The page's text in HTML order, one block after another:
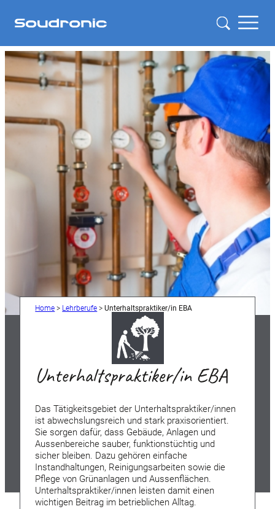
Home > Lehrberufe >Unterhaltspraktiker/in EBA
Unterhaltspraktiker/in EBA
Das Tätigkeitsgebiet der Unterhaltspraktiker/innen
ist abwechslungsreich und stark praxisorientiert.
Sie sorgen dafür, dass Gebäude, Anlagen und
Aussenbereiche sauber, funktionstüchtig und
sicher bleiben. Dazu gehören einfache
Instandhaltungen, Reinigungsarbeiten sowie die
Pflege von Grünanlagen und Aussenflächen.
Unterhaltspraktiker/innen leisten damit einen
wichtigen Beitrag im betrieblichen Alltag.